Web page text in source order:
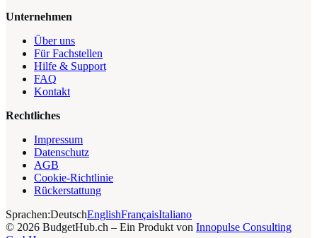
Unternehmen
Über uns
Für Fachstellen
Hilfe & Support
FAQ
Kontakt
Rechtliches
Impressum
Datenschutz
AGB
Cookie-Richtlinie
Rückerstattung
Sprachen:DeutschEnglishFrançaisItaliano
© 2026 BudgetHub.ch – Ein Produkt von Innopulse Consulting